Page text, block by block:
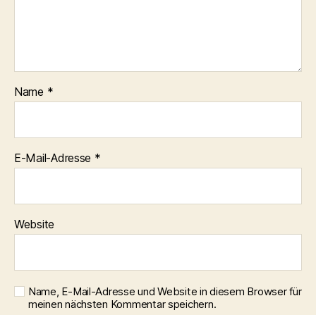
Name *
E-Mail-Adresse *
Website
Name, E-Mail-Adresse und Website in diesem Browser für
meinen nächsten Kommentar speichern.